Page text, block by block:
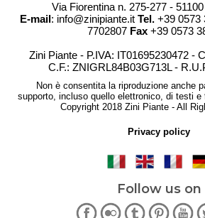
Via Fiorentina n. 275-277 -
E-mail: info@zinipiante.it Tel. +39 0573
7702807 Fax +39 0573
Zini Piante - P.IVA: IT01695230472 -
C.F.: ZNIGRL84B03G713L -
Non è consentita la riproduzione anche
supporto, incluso quello elettronico, di testi
Copyright 2018 Zini Piante - All
Privacy policy
Follow us on